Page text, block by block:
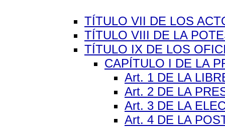
TÍTULO VII DE LOS
TÍTULO VIII DE LA
TÍTULO IX DE LOS
CAPÍTULO I DE LA
Art. 1 DE LA
Art. 2 DE LA
Art. 3 DE LA
Art. 4 DE LA